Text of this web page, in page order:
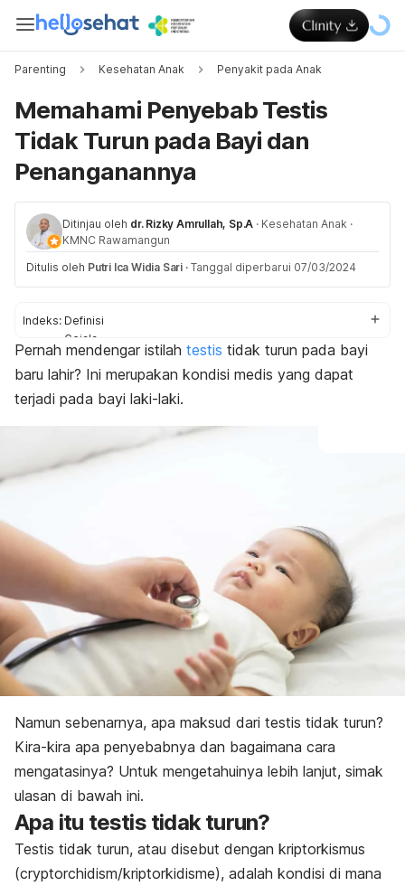
Parenting Kesehatan Anak Penyakit pada Anak
Memahami Penyebab Testis
Tidak Turun pada Bayi dan
Penanganannya
Ditinjau oleh dr. Rizky Amrullah, Sp.A · Kesehatan Anak ·
KMNC Rawamangun
Ditulis oleh Putri Ica Widia Sari · Tanggal diperbarui 07/03/2024
Indeks: Definisi
Gejala
Penyebab
Faktor risiko
Komplikasi
Diagnosis
Pencegahan
Pernah mendengar istilah testis tidak turun pada bayi
baru lahir? Ini merupakan kondisi medis yang dapat
terjadi pada bayi laki-laki.
Namun sebenarnya, apa maksud dari testis tidak turun?
Kira-kira apa penyebabnya dan bagaimana cara
mengatasinya? Untuk mengetahuinya lebih lanjut, simak
ulasan di bawah ini.
Apa itu testis tidak turun?
Testis tidak turun, atau disebut dengan kriptorkismus
(cryptorchidism/kriptorkidisme), adalah kondisi di mana